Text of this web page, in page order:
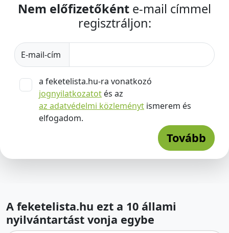
Nem előfizetőként e-mail címmel
regisztráljon:
E-mail-cím
a feketelista.hu-ra vonatkozó
jognyilatkozatot és az
az adatvédelmi közleményt ismerem és
elfogadom.
Tovább
A feketelista.hu ezt a 10 állami
nyilvántartást vonja egybe